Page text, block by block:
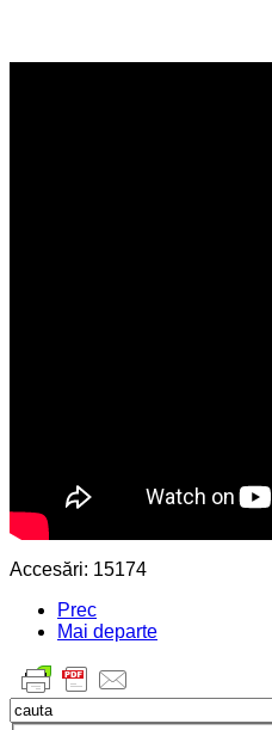
Accesări: 15174
Prec
Mai departe